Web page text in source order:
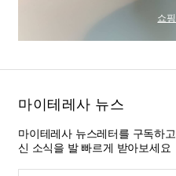
쇼핑
마이테레사 뉴스
마이테레사 뉴스레터를 구독하
신 소식을 발 빠르게 받아보세요